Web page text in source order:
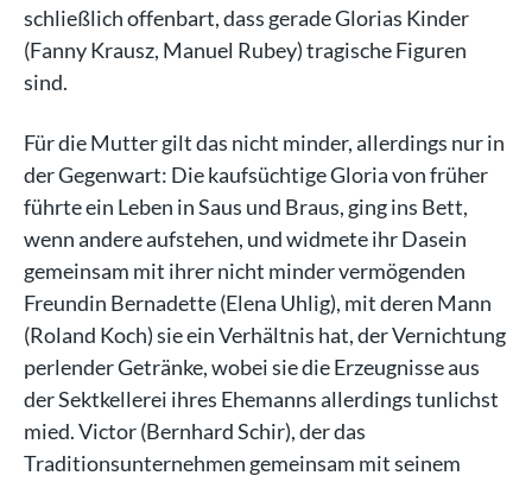
schließlich offenbart, dass gerade Glorias Kinder
(Fanny Krausz, Manuel Rubey) tragische Figuren
sind.
Für die Mutter gilt das nicht minder, allerdings nur in
der Gegenwart: Die kaufsüchtige Gloria von früher
führte ein Leben in Saus und Braus, ging ins Bett,
wenn andere aufstehen, und widmete ihr Dasein
gemeinsam mit ihrer nicht minder vermögenden
Freundin Bernadette (Elena Uhlig), mit deren Mann
(Roland Koch) sie ein Verhältnis hat, der Vernichtung
perlender Getränke, wobei sie die Erzeugnisse aus
der Sektkellerei ihres Ehemanns allerdings tunlichst
mied. Victor (Bernhard Schir), der das
Traditionsunternehmen gemeinsam mit seinem